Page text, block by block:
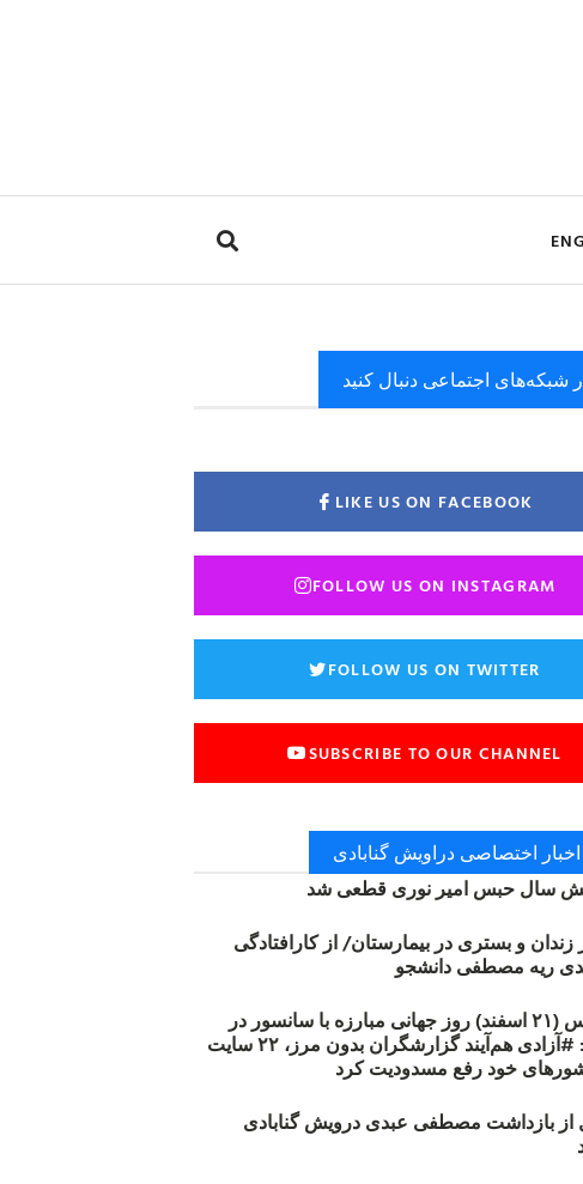
شبکه‌های اجتماعی دنبال کنید
LIKE US ON FACEBOOK
FOLLOW US ON INSTAGRAM
FOLLOW US ON TWITTER
SUBSCRIBE TO OUR CHANNEL
اختصاصی دراویش گنابادی
سال حبس امیر نوری قطعی شد
زندان و بستری در بیمارستان/ از کارافتادگی
۱۲ مارس (۲۱ اسفند) روز جهانی مبارزه با سانسور در
اینترنت: #آزادی هم‌آیند گزارشگران‌ بدون مرز، ۲۲ سایت
خود رفع مسدودیت کرد
بازداشت مصطفی عبدی درویش گنابادی